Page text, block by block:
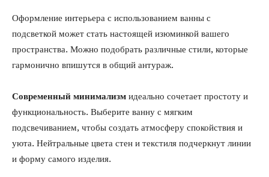
Оформление интерьера с использованием ванны с
подсветкой может стать настоящей изюминкой вашего
пространства. Можно подобрать различные стили, которые
гармонично впишутся в общий антураж.
Современный минимализм идеально сочетает простоту и
функциональность. Выберите ванну с мягким
подсвечиванием, чтобы создать атмосферу спокойствия и
уюта. Нейтральные цвета стен и текстиля подчеркнут линии
и форму самого изделия.